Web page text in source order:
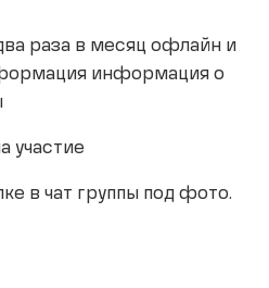
раза в месяц офлайн и
информация о
участие
в чат группы под фото.